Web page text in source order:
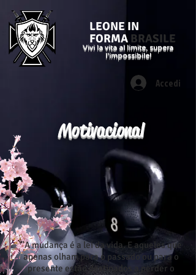
LEONE IN
FORMA BRASILE
Vivi la vita al limite, supera
l'impossibile!
Accedi
Motivacional
"A mudança é a lei da vida. E aqueles que
apenas olham para o passado ou para o
presente estão destinados a perder o